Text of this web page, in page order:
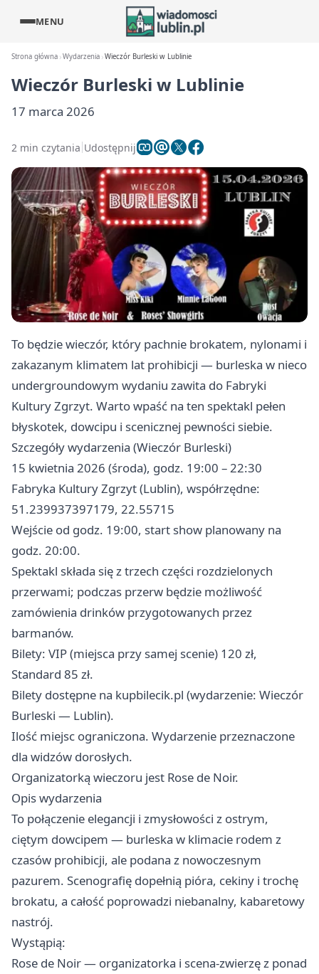
MENU
Strona główna Wydarzenia Wieczór Burleski w Lublinie
Wieczór Burleski w Lublinie
17 marca 2026
2 min czytania Udostępnij
To będzie wieczór, który pachnie brokatem, nylonami i
zakazanym klimatem lat prohibicji — burleska w nieco
undergroundowym wydaniu zawita do Fabryki
Kultury Zgrzyt. Warto wpaść na ten spektakl pełen
błyskotek, dowcipu i scenicznej pewności siebie.
Szczegóły wydarzenia (Wieczór Burleski)
15 kwietnia 2026 (środa), godz. 19:00 – 22:30
Fabryka Kultury Zgrzyt (Lublin), współrzędne:
51.239937397179, 22.55715
Wejście od godz. 19:00, start show planowany na
godz. 20:00.
Spektakl składa się z trzech części rozdzielonych
przerwami; podczas przerw będzie możliwość
zamówienia drinków przygotowanych przez
barmanów.
Bilety: VIP (miejsca przy samej scenie) 120 zł,
Standard 85 zł.
Bilety dostępne na kupbilecik.pl (wydarzenie: Wieczór
Burleski — Lublin).
Ilość miejsc ograniczona. Wydarzenie przeznaczone
dla widzów dorosłych.
Organizatorką wieczoru jest Rose de Noir.
Opis wydarzenia
To połączenie elegancji i zmysłowości z ostrym,
ciętym dowcipem — burleska w klimacie rodem z
czasów prohibicji, ale podana z nowoczesnym
pazurem. Scenografię dopełnią pióra, cekiny i trochę
brokatu, a całość poprowadzi niebanalny, kabaretowy
nastrój.
Wystąpią:
Rose de Noir — organizatorka i scena‑zwierzę z ponad